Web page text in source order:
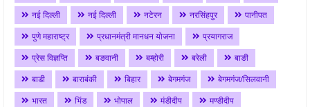
नई दिल्ली
नई दिल्ली नटेरन नरसिंहपुर
पानीपत
पुणे महाराष्ट्र
प्रधानमंत्री मानधन योजना
प्रयागराज
प्रेस विज्ञप्ति
बङवानी बम्होरी बरेली
बाङी
बाडी
बाराबंकी बिहार बेगमगंज
बेगमगंज/सिलवानी
भारत
भिंड भोपाल मंडीदीप
मण्डीदीप